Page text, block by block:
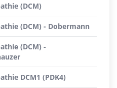
(DCM)
(DCM) - Dobermann
(DCM) -
DCM1 (PDK4)